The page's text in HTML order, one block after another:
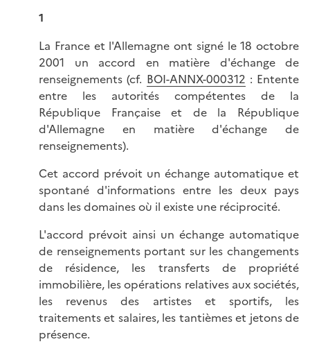
1
La France et l'Allemagne ont signé le 18 octobre
2001 un accord en matière d'échange de
renseignements (cf. BOI-ANNX-000312 : Entente
entre les autorités compétentes de la
République Française et de la République
d'Allemagne en matière d'échange de
renseignements).
Cet accord prévoit un échange automatique et
spontané d'informations entre les deux pays
dans les domaines où il existe une réciprocité.
L'accord prévoit ainsi un échange automatique
de renseignements portant sur les changements
de résidence, les transferts de propriété
immobilière, les opérations relatives aux sociétés,
les revenus des artistes et sportifs, les
traitements et salaires, les tantièmes et jetons de
présence.